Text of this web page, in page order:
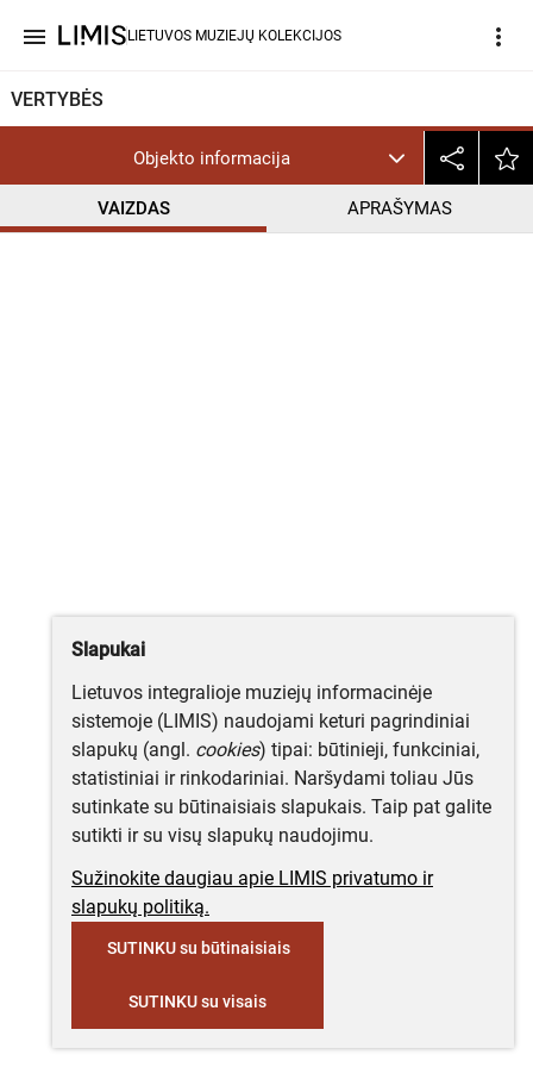
menu LIETUVOS MUZIEJŲ KOLEKCIJOS more_vert
VERTYBĖS
Objekto informacija
VAIZDAS APRAŠYMAS
Slapukai
Lietuvos integralioje muziejų informacinėje
sistemoje (LIMIS) naudojami keturi pagrindiniai
slapukų (angl. cookies) tipai: būtinieji, funkciniai,
statistiniai ir rinkodariniai. Naršydami toliau Jūs
sutinkate su būtinaisiais slapukais. Taip pat galite
sutikti ir su visų slapukų naudojimu.
Sužinokite daugiau apie LIMIS privatumo ir
slapukų politiką.
SUTINKU su būtinaisiais
SUTINKU su visais